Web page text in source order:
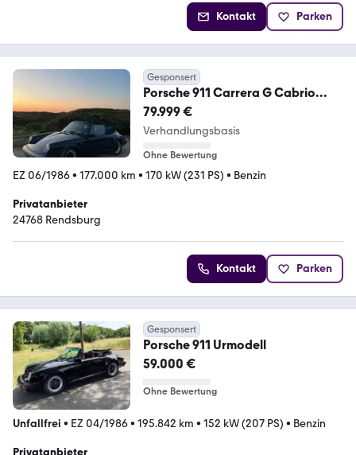
Kontakt Parken
Gesponsert
Porsche 911 Carrera G Cabrio
Nachtblau Deutsches Model
79.999 €
Verhandlungsbasis
Ohne Bewertung
EZ 06/1986• 177.000 km • 170 kW (231 PS) • Benzin
Privatanbieter
24768 Rendsburg
Kontakt Parken
Gesponsert
Porsche 911 Urmodell
59.000 €
Ohne Bewertung
Unfallfrei • EZ 04/1986• 195.842 km • 152 kW (207 PS) • Benzin